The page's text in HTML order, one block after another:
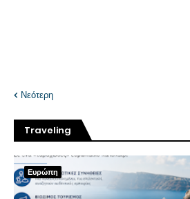
Νεότερη
Traveling
Ευρώπη